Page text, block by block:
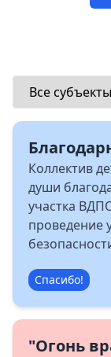
Коллектив
души
участка
проведение
Спасибо!
"Огонь